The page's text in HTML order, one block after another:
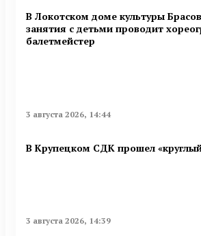
В Локотском доме культуры
занятия с детьми проводит
балетмейстер
3 августа 2026, 14:44
В Крупецком СДК прошел
3 августа 2026, 14:39